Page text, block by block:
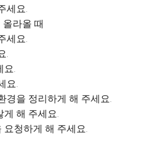
세요.
올라올 때
세요.
.
요.
요.
경을 정리하게 해 주세요.
게 해 주세요.
청하게 해 주세요.